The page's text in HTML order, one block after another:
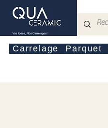
Carrelage Parquet